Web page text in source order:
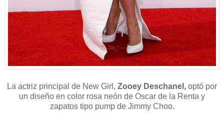
La actriz principal de New Girl, Zooey Deschanel, optó por
un diseño en color rosa neón de Oscar de la Renta y
zapatos tipo pump de Jimmy Choo.